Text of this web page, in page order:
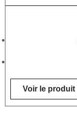
Voir le produit